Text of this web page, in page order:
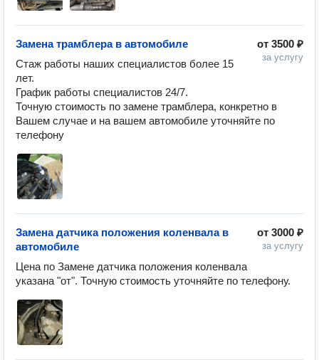
от 3500 ₽
за услугу
Замена трамблера в автомобиле
Стаж работы наших специалистов более 15
лет.
График работы специалистов 24/7.
Точную стоимость по замене трамблера, конкретно в
Вашем случае и на вашем автомобиле уточняйте по
телефону
от 3000 ₽
за услугу
Замена датчика положения коленвала в
автомобиле
Цена по Замене датчика положения коленвала
указана "от". Точную стоимость уточняйте по телефону.